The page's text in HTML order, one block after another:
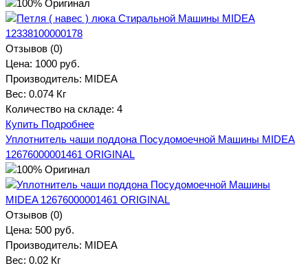
Отзывов (0)
Цена: 1000 руб.
Производитель: MIDEA
Вес: 0.074 Кг
Количество на складе: 4
Купить Подробнее
Уплотнитель чаши поддона Посудомоечной Машины MIDEA
12676000001461 ORIGINAL
Отзывов (0)
Цена: 500 руб.
Производитель: MIDEA
Вес: 0.02 Кг